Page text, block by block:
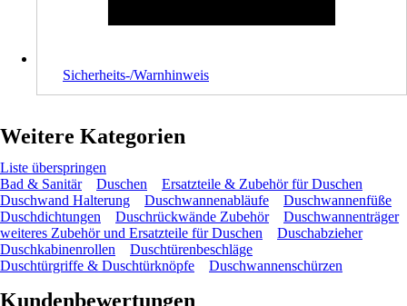
Sicherheits-/Warnhinweis
Weitere Kategorien
Liste überspringen
Bad & Sanitär
Duschen
Ersatzteile & Zubehör für Duschen
Duschwand Halterung
Duschwannenabläufe
Duschwannenfüße
Duschdichtungen
Duschrückwände Zubehör
Duschwannenträger
weiteres Zubehör und Ersatzteile für Duschen
Duschabzieher
Duschkabinenrollen
Duschtürenbeschläge
Duschtürgriffe & Duschtürknöpfe
Duschwannenschürzen
Kundenbewertungen